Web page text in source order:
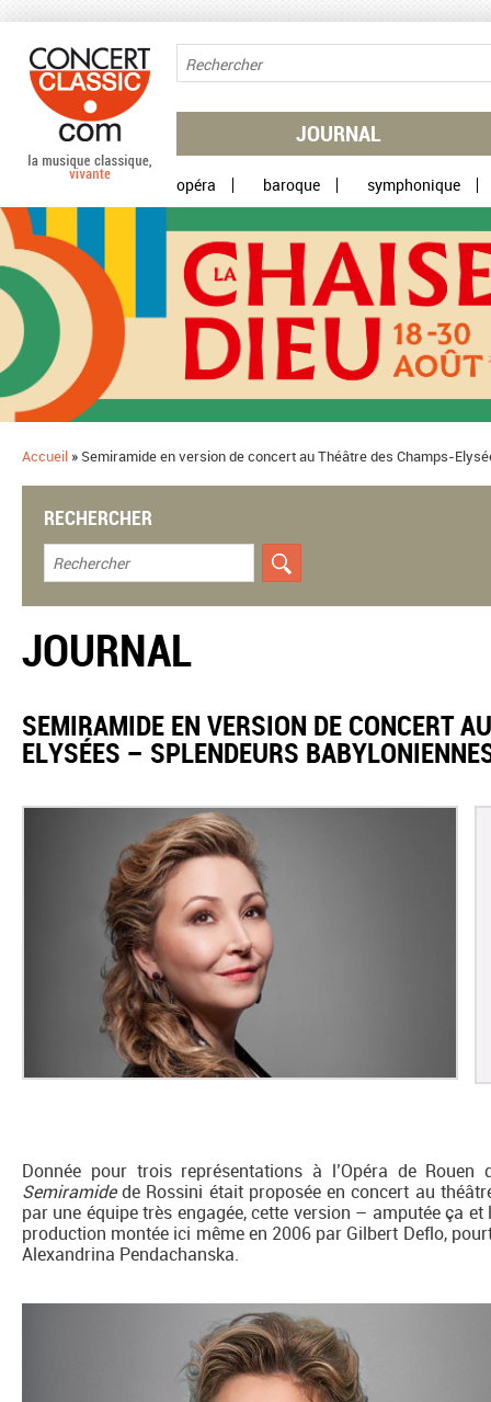
JOURNAL
opéra baroque symphonique
Accueil » Semiramide en version de concert au Théâtre des Champs-
RECHERCHER
JOURNAL
SEMIRAMIDE EN VERSION DE CONCERT
ELYSÉES – SPLENDEURS
Donnée pour trois représentations à l’Opéra de
Semiramidede Rossini était proposée en concert au
par une équipe très engagée, cette version – amputée ça
production montée ici même en 2006 par Gilbert Deflo,
Alexandrina Pendachanska.